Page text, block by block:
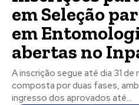
em Seleção
em
abertas no
A inscrição segue até dia 31 de
composta por duas fases,
ingresso dos aprovados até...